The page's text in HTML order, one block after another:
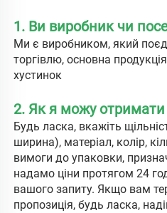
1. Ви виробник чи
Ми є виробником, який
торгівлю, основна
хустинок
2. Як я можу отримати
Будь ласка, вкажіть
ширина), матеріал, колір,
вимоги до упаковки,
надамо ціни протягом 24
вашого запиту. Якщо вам
пропозиція, будь ласка,